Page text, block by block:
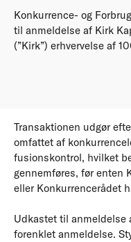
Konkurrence- og
til anmeldelse af Kirk
(”Kirk”) erhvervelse af
Transaktionen udgør
omfattet af
fusionskontrol, hvilket
gennemføres, før enten
eller Konkurrencerådet
Udkastet til
forenklet anmeldelse.